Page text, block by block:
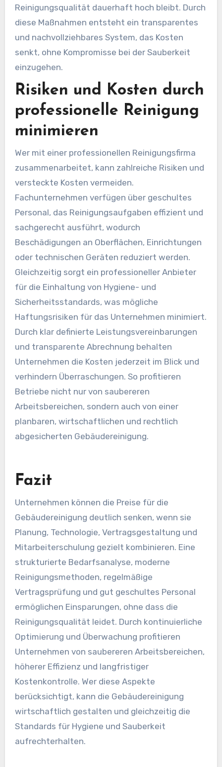
Reinigungsqualität dauerhaft hoch bleibt. Durch
diese Maßnahmen entsteht ein transparentes
und nachvollziehbares System, das Kosten
senkt, ohne Kompromisse bei der Sauberkeit
einzugehen.
Risiken und Kosten durch
professionelle Reinigung
minimieren
Wer mit einer professionellen Reinigungsfirma
zusammenarbeitet, kann zahlreiche Risiken und
versteckte Kosten vermeiden.
Fachunternehmen verfügen über geschultes
Personal, das Reinigungsaufgaben effizient und
sachgerecht ausführt, wodurch
Beschädigungen an Oberflächen, Einrichtungen
oder technischen Geräten reduziert werden.
Gleichzeitig sorgt ein professioneller Anbieter
für die Einhaltung von Hygiene- und
Sicherheitsstandards, was mögliche
Haftungsrisiken für das Unternehmen minimiert.
Durch klar definierte Leistungsvereinbarungen
und transparente Abrechnung behalten
Unternehmen die Kosten jederzeit im Blick und
verhindern Überraschungen. So profitieren
Betriebe nicht nur von saubereren
Arbeitsbereichen, sondern auch von einer
planbaren, wirtschaftlichen und rechtlich
abgesicherten Gebäudereinigung.
Fazit
Unternehmen können die Preise für die
Gebäudereinigung deutlich senken, wenn sie
Planung, Technologie, Vertragsgestaltung und
Mitarbeiterschulung gezielt kombinieren. Eine
strukturierte Bedarfsanalyse, moderne
Reinigungsmethoden, regelmäßige
Vertragsprüfung und gut geschultes Personal
ermöglichen Einsparungen, ohne dass die
Reinigungsqualität leidet. Durch kontinuierliche
Optimierung und Überwachung profitieren
Unternehmen von saubereren Arbeitsbereichen,
höherer Effizienz und langfristiger
Kostenkontrolle. Wer diese Aspekte
berücksichtigt, kann die Gebäudereinigung
wirtschaftlich gestalten und gleichzeitig die
Standards für Hygiene und Sauberkeit
aufrechterhalten.